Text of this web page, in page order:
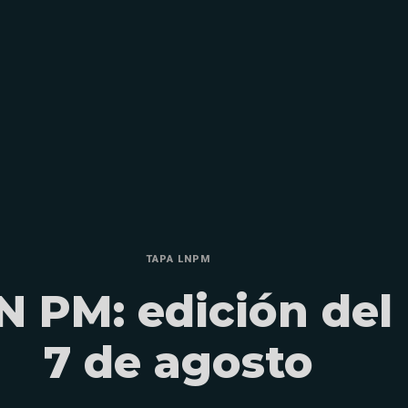
TAPA LNPM
PM: edición del
7 de agosto